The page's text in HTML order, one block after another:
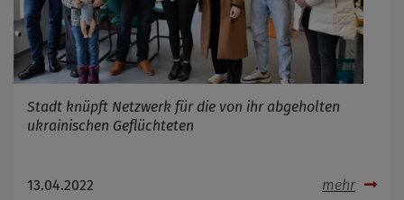
Stadt knüpft Netzwerk für die von ihr abgeholten
ukrainischen Geflüchteten
13.04.2022 mehr